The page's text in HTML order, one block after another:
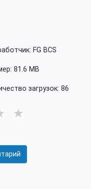
FG BCS
81.6 MB
загрузок: 86
★